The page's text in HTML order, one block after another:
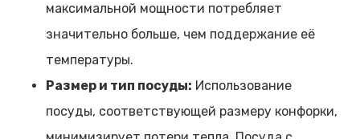
максимальной мощности потребляет
значительно больше, чем поддержание её
температуры.
Размер и тип посуды: Использование
посуды, соответствующей размеру конфорки,